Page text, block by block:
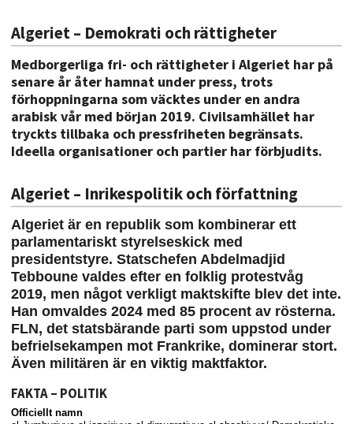
Algeriet – Demokrati och rättigheter
Medborgerliga fri- och rättigheter i Algeriet har på
senare år åter hamnat under press, trots
förhoppningarna som väcktes under en andra
arabisk vår med början 2019. Civilsamhället har
tryckts tillbaka och pressfriheten begränsats.
Ideella organisationer och partier har förbjudits.
Algeriet – Inrikespolitik och författning
Algeriet är en republik som kombinerar ett
parlamentariskt styrelseskick med
presidentstyre. Statschefen Abdelmadjid
Tebboune valdes efter en folklig protestvåg
2019, men något verkligt maktskifte blev det inte.
Han omvaldes 2024 med 85 procent av rösterna.
FLN, det statsbärande parti som uppstod under
befrielsekampen mot Frankrike, dominerar stort.
Även militären är en viktig maktfaktor.
FAKTA – POLITIK
Officiellt namn